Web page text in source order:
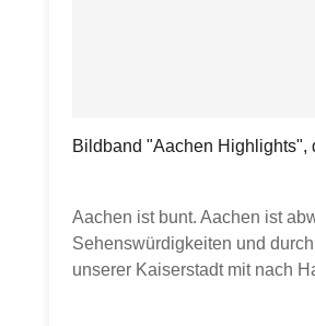
Bildband "Aachen Highlights",
Aachen ist bunt. Aachen ist
Sehenswürdigkeiten und
unserer Kaiserstadt mit nach